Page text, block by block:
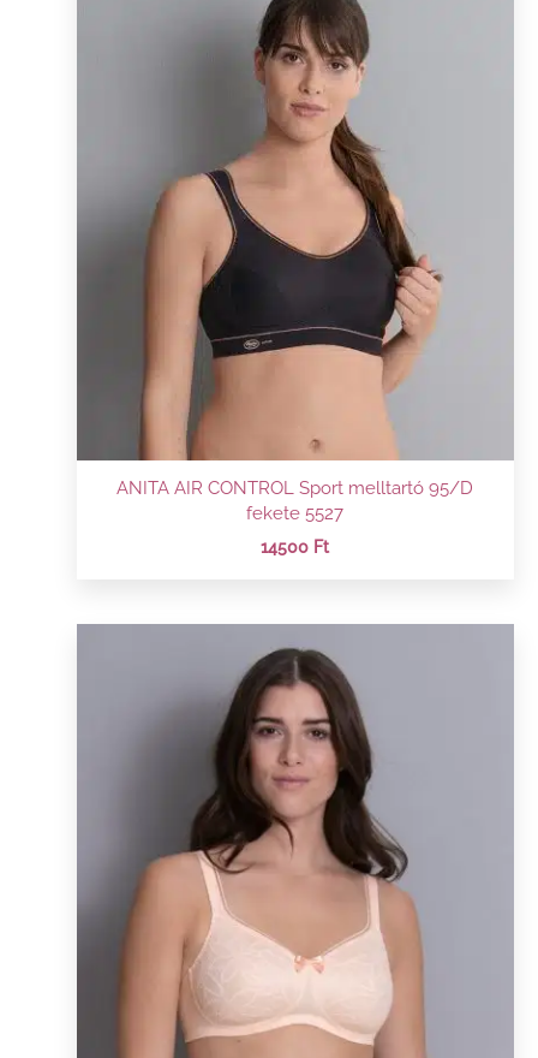
ANITA AIR CONTROL Sport melltartó 95/D
fekete 5527
14500 Ft